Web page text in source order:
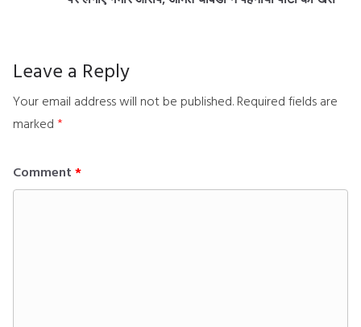
Leave a Reply
Your email address will not be published. Required fields are
marked *
Comment *